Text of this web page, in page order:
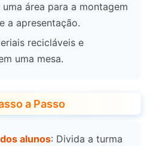
área para a montagem
a apresentação.
recicláveis e
uma mesa.
a Passo
alunos: Divida a turma